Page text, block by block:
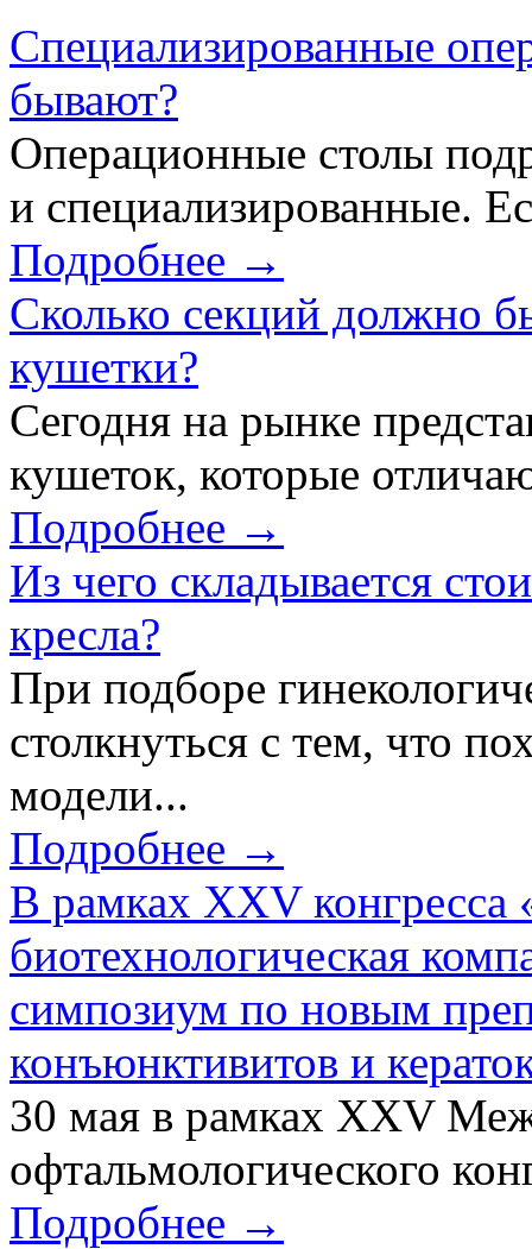
Специализированные
бывают?
Операционные столы
и специализированные.
Подробнее →
Сколько секций должно
кушетки?
Сегодня на рынке
кушеток, которые
Подробнее →
Из чего складывается
кресла?
При подборе
столкнуться с тем, что
модели...
Подробнее →
В рамках XXV конгресса
биотехнологическая
симпозиум по новым
конъюнктивитов и
30 мая в рамках XXV
офтальмологического
Подробнее →